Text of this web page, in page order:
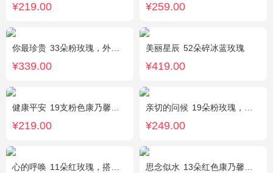
¥219.00 ¥259.00
你最珍贵 33朵粉玫瑰，外围满天星
¥339.00
美丽星辰 52朵碎冰蓝玫瑰
¥419.00
健康平安 19支粉色康乃馨，1支香水百合，搭配适量石竹梅、黄莺。
¥219.00
亲切的问候 19朵粉玫瑰，叶上黄金点缀。
¥249.00
心的呼唤 11朵红玫瑰，搭配适量黄莺间插。 思念似水 13朵红色康乃馨，5朵粉玫瑰，粉色洋桔梗、红豆、尤加利搭配